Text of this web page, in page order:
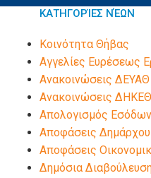
ΚΑΤΗΓΟΡΊΕΣ ΝΈΩΝ
Kοινότητα Θήβας
Αγγελίες Ευρέσεως
Ανακοινώσεις ΔΕΥΑΘ
Ανακοινώσεις ΔΗΚΕΘ
Απολογισμός
Αποφάσεις Δημάρχου
Αποφάσεις
Δημόσια